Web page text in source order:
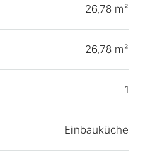
26,78 m²
26,78 m²
1
Einbauküche